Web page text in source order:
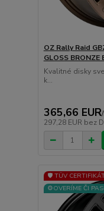
OZ Rally Raid
GLOSS BRONZE
Kvalitné disky
k...
365,66 EUR/
297,28 EUR bez
🛡️ TÜV
⚙️OVERÍME ČI